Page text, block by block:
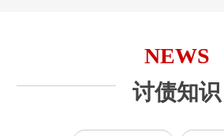
NEWS
讨债知识